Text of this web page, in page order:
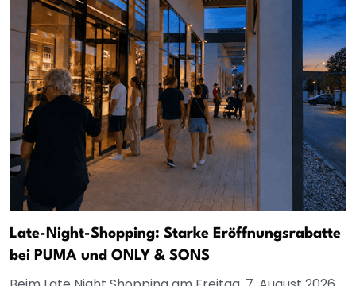
Late-Night-Shopping: Starke Eröffnungsrabatte
bei PUMA und ONLY & SONS